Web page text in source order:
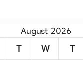
August 2026
T W T